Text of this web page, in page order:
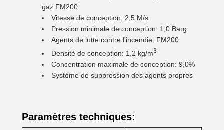
gaz FM200
Vitesse de conception: 2,5 M/s
Pression minimale de conception: 1,0 Barg
Agents de lutte contre l'incendie: FM200
Densité de conception: 1,2 kg/m3
Concentration maximale de conception: 9,0%
Système de suppression des agents propres
Paramètres techniques: